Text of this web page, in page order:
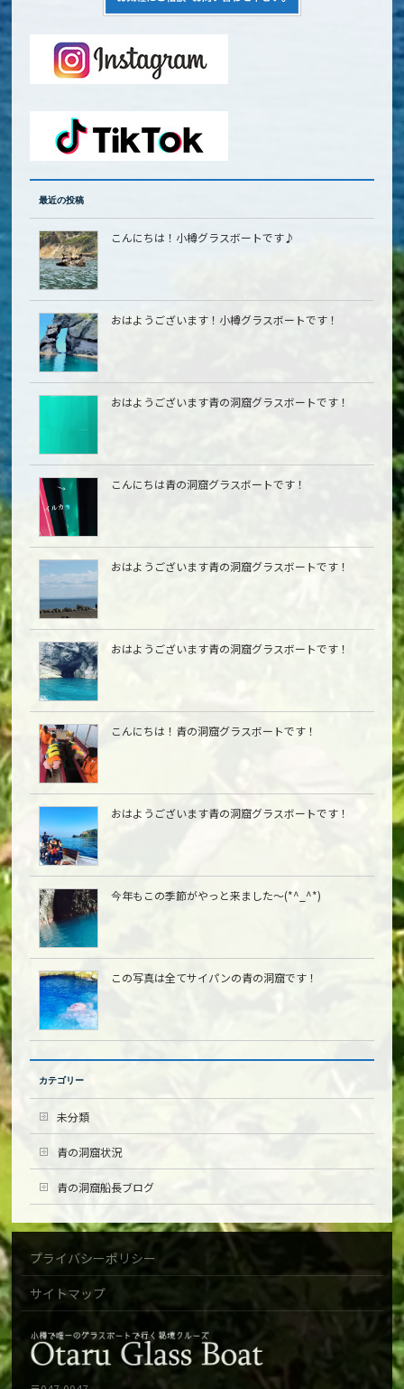
最近の投稿
こんにちは！小樽グラスボートです♪
おはようございます！小樽グラスボートです！
おはようございます青の洞窟グラスボートです！
こんにちは青の洞窟グラスボートです！
おはようございます青の洞窟グラスボートです！
おはようございます青の洞窟グラスボートです！
こんにちは︎！青の洞窟グラスボートです！
おはようございます青の洞窟グラスボートです！
今年もこの季節がやっと来ました〜(*^_^*)
この写真は全てサイパンの青の洞窟です！
カテゴリー
未分類
青の洞窟状況
青の洞窟船長ブログ
プライバシーポリシー
サイトマップ